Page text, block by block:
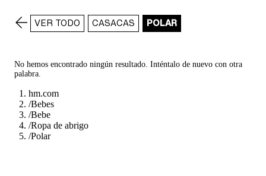
VER TODO CASACAS POLAR
No hemos encontrado ningún resultado. Inténtalo de nuevo con otra
palabra.
hm.com
/Bebes
/Bebe
/Ropa de abrigo
/Polar